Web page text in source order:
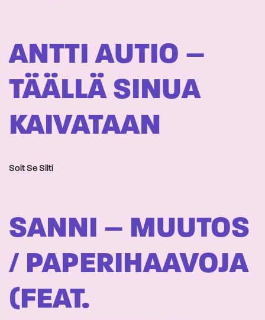
ANTTI AUTIO –
TÄÄLLÄ SINUA
KAIVATAAN
Soit Se Silti
SANNI – MUUTOS
/ PAPERIHAAVOJA
(FEAT.